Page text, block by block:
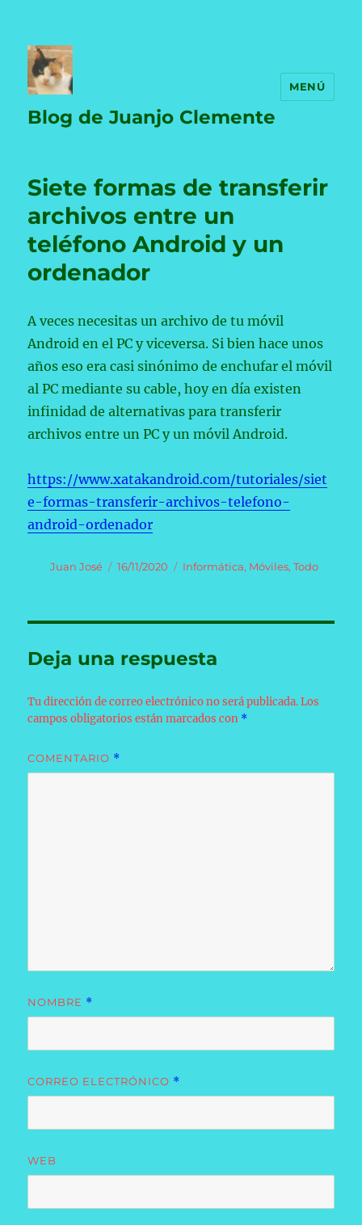
Blog de Juanjo Clemente
MENÚ
Siete formas de transferir
archivos entre un
teléfono Android y un
ordenador
A veces necesitas un archivo de tu móvil
Android en el PC y viceversa. Si bien hace unos
años eso era casi sinónimo de enchufar el móvil
al PC mediante su cable, hoy en día existen
infinidad de alternativas para transferir
archivos entre un PC y un móvil Android.
https://www.xatakandroid.com/tutoriales/siet
e-formas-transferir-archivos-telefono-
android-ordenador
Autor
Juan José
Publicado
16/11/2020 Categorías
Informática, Móviles,Todo
Deja una respuesta
Tu dirección de correo electrónico no será publicada. Los
campos obligatorios están marcados con *
COMENTARIO *
NOMBRE *
CORREO ELECTRÓNICO *
WEB